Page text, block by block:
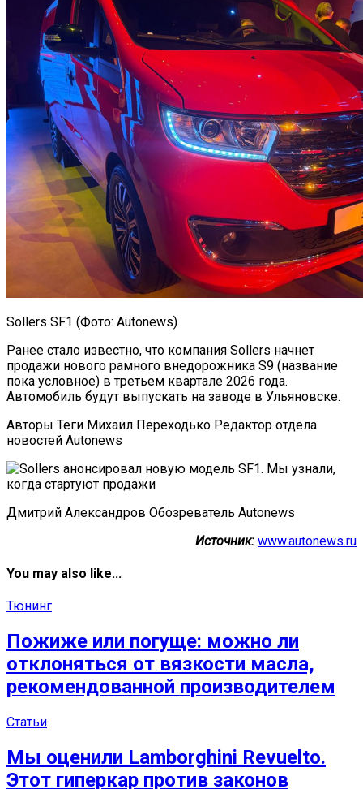
Sollers SF1 (Фото: Autonews)
Ранее стало известно, что компания Sollers начнет
продажи нового рамного внедорожника S9 (название
пока условное) в третьем квартале 2026 года.
Автомобиль будут выпускать на заводе в Ульяновске.
Авторы Теги Михаил Переходько Редактор отдела
новостей Autonews
Дмитрий Александров Обозреватель Autonews
Источник: www.autonews.ru
You may also like...
Тюнинг
Пожиже или погуще: можно ли
отклоняться от вязкости масла,
рекомендованной производителем
Статьи
Мы оценили Lamborghini Revuelto.
Этот гиперкар против законов